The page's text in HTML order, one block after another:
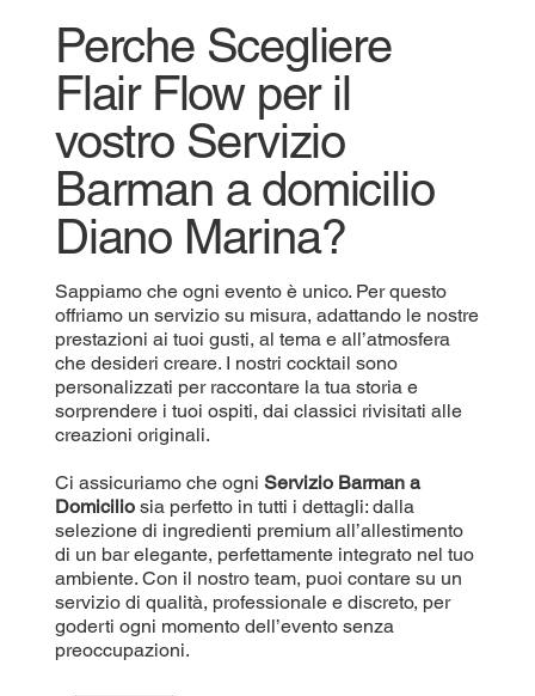
Perche Scegliere
Flair Flow per il
vostro Servizio
Barman a domicilio
Diano Marina?
Sappiamo che ogni evento è unico. Per questo
offriamo un servizio su misura, adattando le nostre
prestazioni ai tuoi gusti, al tema e all’atmosfera
che desideri creare. I nostri cocktail sono
personalizzati per raccontare la tua storia e
sorprendere i tuoi ospiti, dai classici rivisitati alle
creazioni originali.
Ci assicuriamo che ogni Servizio Barman a
Domiciliosia perfetto in tutti i dettagli: dalla
selezione di ingredienti premium all’allestimento
di un bar elegante, perfettamente integrato nel tuo
ambiente. Con il nostro team, puoi contare su un
servizio di qualità, professionale e discreto, per
goderti ogni momento dell’evento senza
preoccupazioni.